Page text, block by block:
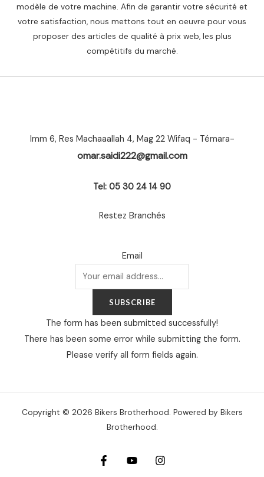
modèle de votre machine. Afin de garantir votre sécurité et
votre satisfaction, nous mettons tout en oeuvre pour vous
proposer des articles de qualité à prix web, les plus
compétitifs du marché.
Imm 6, Res Machaaallah 4, Mag 22 Wifaq - Témara-
omar.saidi222@gmail.com
Tel: 05 30 24 14 90
Restez Branchés
Email
SUBSCRIBE
The form has been submitted successfully!
There has been some error while submitting the form.
Please verify all form fields again.
Copyright © 2026 Bikers Brotherhood. Powered by Bikers
Brotherhood.